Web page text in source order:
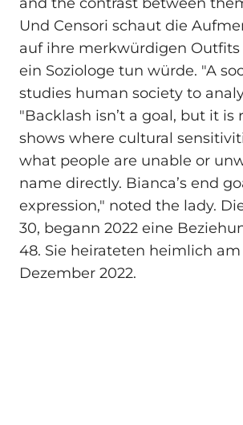
Und Censori schaut die
auf ihre merkwürdigen Outfits
ein Soziologe tun würde. "A
studies human society to
"Backlash isn’t a goal, but it is
shows where cultural
what people are unable or
name directly. Bianca’s end
expression," noted the lady.
30, begann 2022 eine
48. Sie heirateten heimlich am
Dezember 2022.